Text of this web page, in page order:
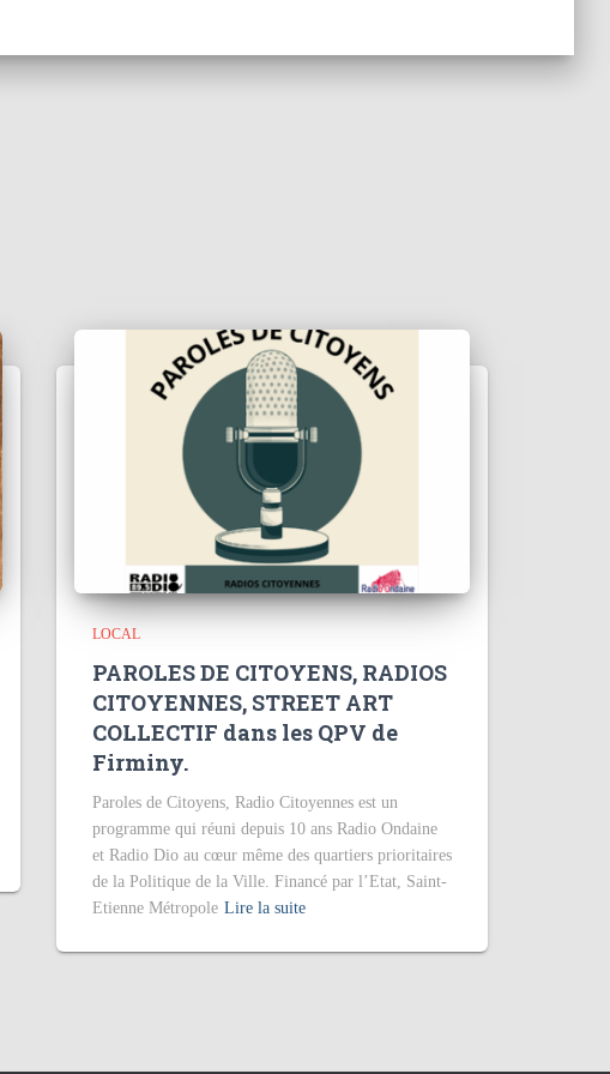
LOCAL
PAROLES DE CITOYENS, RADIOS
CITOYENNES, STREET ART
COLLECTIF dans les QPV de
Firminy.
Paroles de Citoyens, Radio Citoyennes est un
programme qui réuni depuis 10 ans Radio Ondaine
et Radio Dio au cœur même des quartiers prioritaires
de la Politique de la Ville. Financé par l’Etat, Saint-
Etienne Métropole Lire la suite